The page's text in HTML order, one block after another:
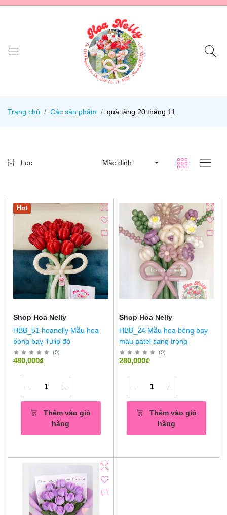
Trang chủ Các sản phẩm quà tặng 20 tháng 11
Lọc Mặc định
Hot
Shop Hoa Nelly
HBB_51 hoanelly Mẫu hoa
bóng bay Tulip đỏ
(0)
480,000₫
Thêm vào giỏ
hàng
Shop Hoa Nelly
HBB_24 Mẫu hoa bóng bay
màu patel sang trọng
(0)
280,000₫
Thêm vào giỏ
hàng